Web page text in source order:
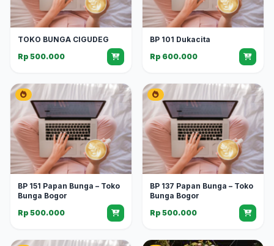
TOKO BUNGA CIGUDEG
Rp 500.000
BP 101 Dukacita
Rp 600.000
BP 151 Papan Bunga – Toko
Bunga Bogor
Rp 500.000
BP 137 Papan Bunga – Toko
Bunga Bogor
Rp 500.000